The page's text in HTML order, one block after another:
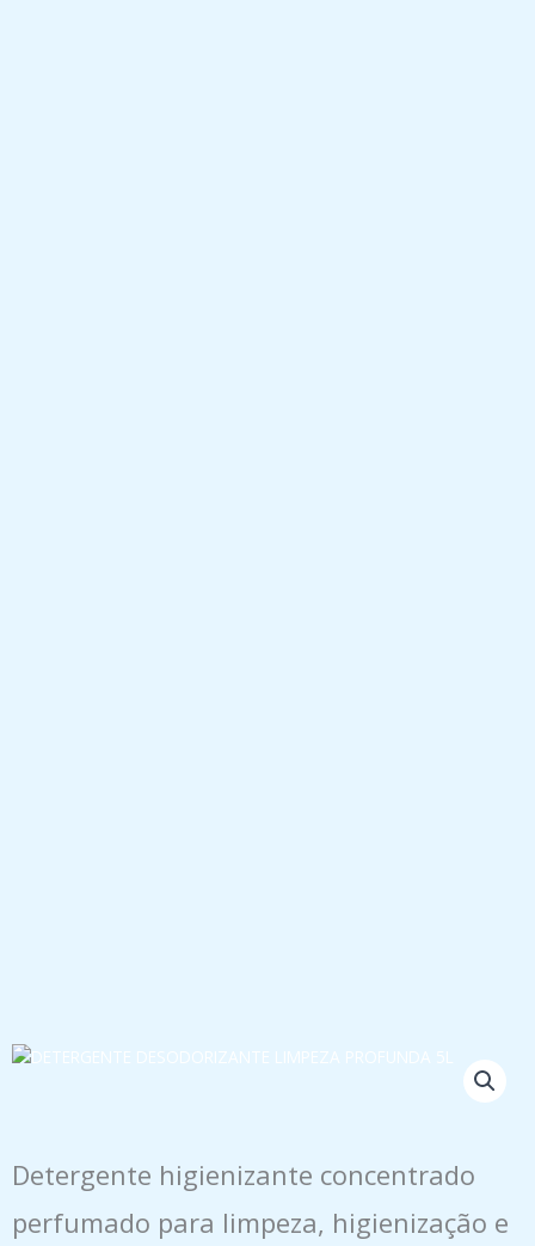
Detergente higienizante concentrado
perfumado para limpeza, higienização e